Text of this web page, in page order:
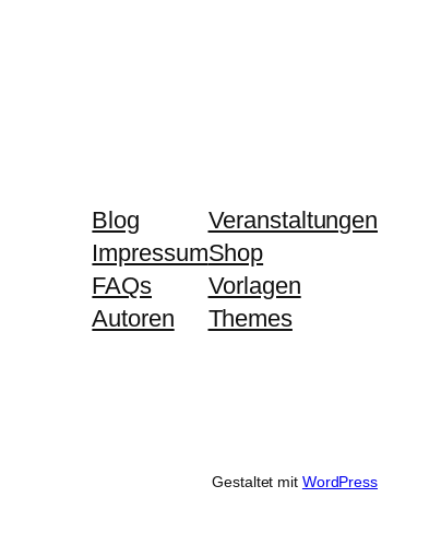
Blog
Impressum
FAQs
Autoren
Veranstaltungen
Shop
Vorlagen
Themes
Gestaltet mit WordPress